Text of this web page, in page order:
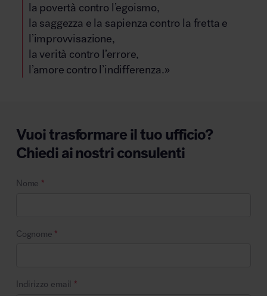
la povertà contro l’egoismo,
la saggezza e la sapienza contro la fretta e
l’improvvisazione,
la verità contro l’errore,
l’amore contro l’indifferenza.»
Vuoi trasformare il tuo ufficio?
Chiedi ai nostri consulenti
Nome *
Cognome *
Indirizzo email *